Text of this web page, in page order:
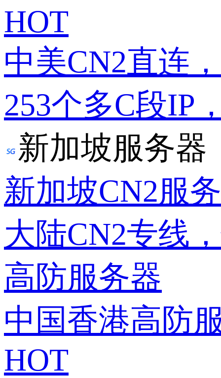
HOT
中美CN2直连
253个多C段IP
新加坡服务器
新加坡CN2服
大陆CN2专线
高防服务器
中国香港高防
HOT